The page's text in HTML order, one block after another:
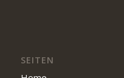
SEITEN